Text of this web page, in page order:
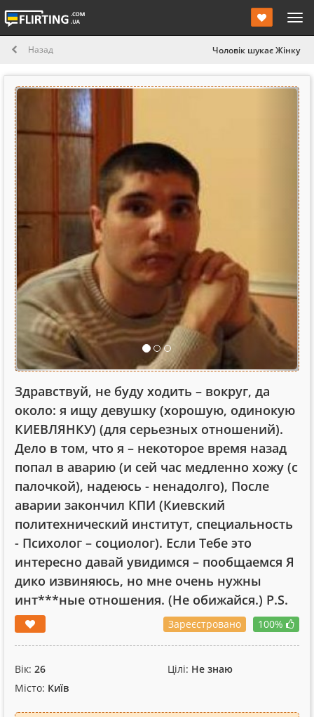
Назад Чоловік шукає Жінку
Здравствуй, не буду ходить – вокруг, да
около: я ищу девушку (хорошую, одинокую
КИЕВЛЯНКУ) (для серьезных отношений).
Дело в том, что я – некоторое время назад
попал в аварию (и сей час медленно хожу (с
палочкой), надеюсь - ненадолго), После
аварии закончил КПИ (Киевский
политехнический институт, специальность
- Психолог – социолог). Если Тебе это
интересно давай увидимся – пообщаемся Я
дико извиняюсь, но мне очень нужны
инт***ные отношения. (Не обижайся.) P.S.
100%
Зареєстровано
Вік: 26
Місто: Київ
Цілі: Не знаю